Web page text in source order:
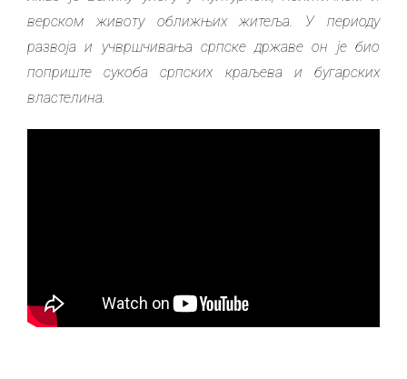
верском животу оближњих житеља. У периоду
развоја и учвршчивања српске државе он је био
поприште сукоба српских краљева и бугарских
властелина.